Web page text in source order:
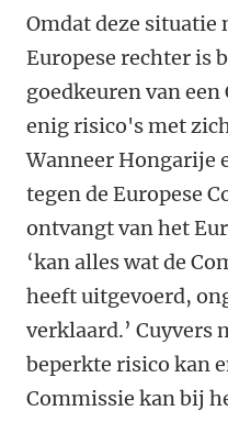
Omdat deze situatie
Europese rechter is
goedkeuren van
enig risico's met
Wanneer Hongarije
tegen de Europese
ontvangt van het
‘kan alles wat de
heeft uitgevoerd,
verklaard.’ Cuyvers
beperkte risico kan
Commissie kan bij